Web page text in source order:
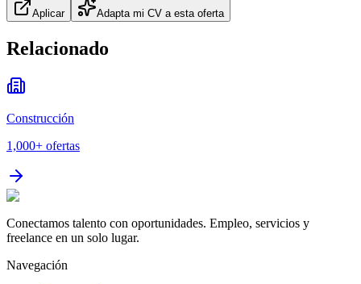
Aplicar Adapta mi CV a esta oferta
Relacionado
Construcción
1,000+ ofertas
Conectamos talento con oportunidades. Empleo, servicios y
freelance en un solo lugar.
Navegación